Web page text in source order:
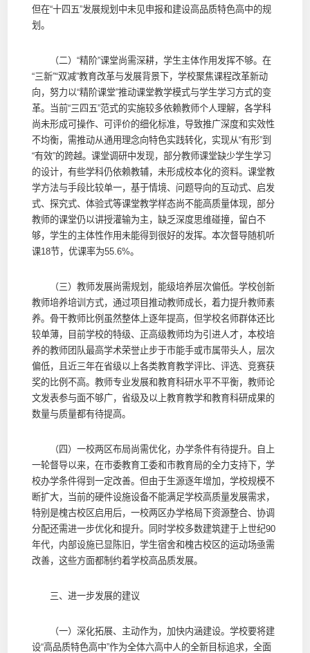
但在“十四五”发展规划中未见申报和建设高品质特色高中的规
划。
（二）“精阶”课堂尚需深耕，学生主体作用发挥不够。在
“三新”“双减”教育改革与发展背景下，学校聚焦课程改革新动
向，努力以“精阶课堂”推动课堂教学模式与学生学习方式的变
革。当前“三四五”范式的实施较多依赖教师个人理解，各学科
尚未形成可操作、可评价的细化标准，导致推广深度和实效性
不均衡，需推动从通用理念向特色实践转化，实现从“有形”到
“有效”的跨越。课堂调研中发现，部分教师课堂缺少学生学习
的设计，有些学科仍依赖教辅，未形成校本化的资料。课堂教
学方法与手段比较单一，基于情境、问题导向的互动式、启发
式、探究式、体验式等课堂教学样态尚不能高质量体现，部分
教师的课堂仍以讲授灌输为主，缺乏深度思维碰撞，留白不
够，学生的主体性作用未能得到很好的发挥。本次督导随机听
课18节，优课率为55.6%。
（三）教师发展尚需规划，能级培养层次偏低。学校创新
教师培养培训方式，通过项目推动教师成长，着力提升教师素
养。骨干教师比例虽然整体上逐年提高，但学校名师群体还比
较单薄，目前学校的特级、正高级教师均为引进人才，本校培
养的教师团队最高学术荣誉止步于市能手或市属带头人，层次
偏低，且近三年在省级以上各类教育教学评比、评选、竞赛获
奖的比例不高。教师专业发展和教育科研水平不平衡，教师论
文发表参与面不够广，省级及以上教育教学和教育科研成果的
数量与质量都有待提高。
（四）一校两区布局尚需优化，办学条件有待提升。自上
一轮督导以来，在市委教育工委和市教育局的全力支持下，学
校办学条件得到一定改善。但由于生源逐年增加，学校规模不
断扩大，当前的硬件设施设备不能满足学校高质量发展需求，
特别是槐古校区启用后，一校两区办学格局下资源整合、协调
分配还需进一步优化和提升。同时学校多数建筑建于上世纪90
年代，内部设施已显陈旧，学生宿舍和槐古校区的运动场亟需
改善，这些方面都制约着学校高品质发展。
三、进一步发展的建议
（一）深化拓展、主动作为，加快内涵建设。学校要将建
设“高品质特色高中”作为全体六高中人的全新目标追求，全面